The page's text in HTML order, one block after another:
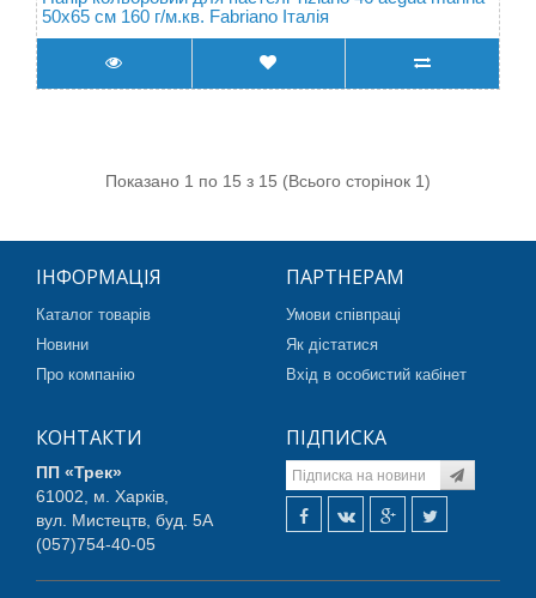
50х65 см 160 г/м.кв. Fabriano Італія
Показано 1 по 15 з 15 (Всього сторінок 1)
ІНФОРМАЦІЯ
Каталог товарів
Новини
Про компанію
ПАРТНЕРАМ
Умови співпраці
Як дістатися
Вхід в особистий кабінет
КОНТАКТИ
ПП «Трек»
61002, м. Харків,
вул. Мистецтв, буд. 5А
(057)754-40-05
ПІДПИСКА